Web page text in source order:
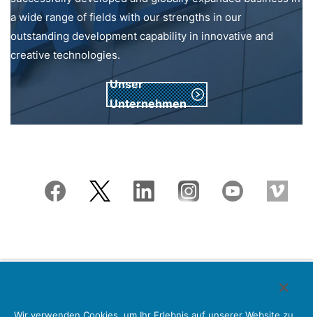
a wide range of fields with our strengths in our
outstanding development capability in innovative and
creative technologies.
Unser
Unternehmen